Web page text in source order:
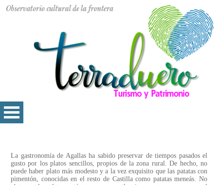
La gastronomía de Agallas ha sabido preservar de tiempos pasados el
gusto por los platos sencillos, propios de la zona rural. De hecho, no
puede haber plato más modesto y a la vez exquisito que las patatas con
pimentón, conocidas en el resto de Castilla como patatas meneás. No